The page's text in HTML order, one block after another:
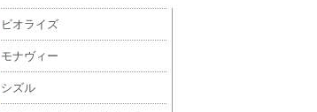
ビオライズ
モナヴィー
シズル